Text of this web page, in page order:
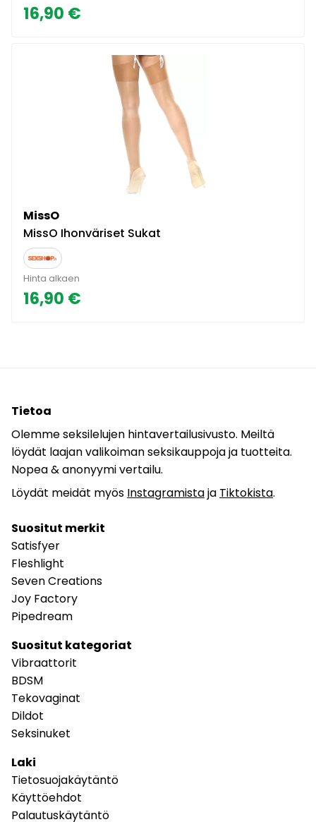
16,90 €
MissO
MissO Ihonväriset Sukat
Hinta alkaen
16,90 €
Tietoa
Olemme seksilelujen hintavertailusivusto. Meiltä
löydät laajan valikoiman seksikauppoja ja tuotteita.
Nopea & anonyymi vertailu.
Löydät meidät myös Instagramistaja Tiktokista.
Suositut merkit
Satisfyer
Fleshlight
Seven Creations
Joy Factory
Pipedream
Suositut kategoriat
Vibraattorit
BDSM
Tekovaginat
Dildot
Seksinuket
Laki
Tietosuojakäytäntö
Käyttöehdot
Palautuskäytäntö